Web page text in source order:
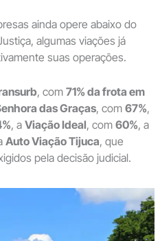
ainda opere abaixo do
algumas viações já
suas operações.
, com 71% da frota em
das Graças, com 67%,
, a Viação Ideal, com 60%, a
Auto Viação Tijuca, que
pela decisão judicial.